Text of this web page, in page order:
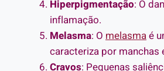
Hiperpigmentação: O
inflamação.
Melasma: O melasmaé
caracteriza por manchas
Cravos: Pequenas